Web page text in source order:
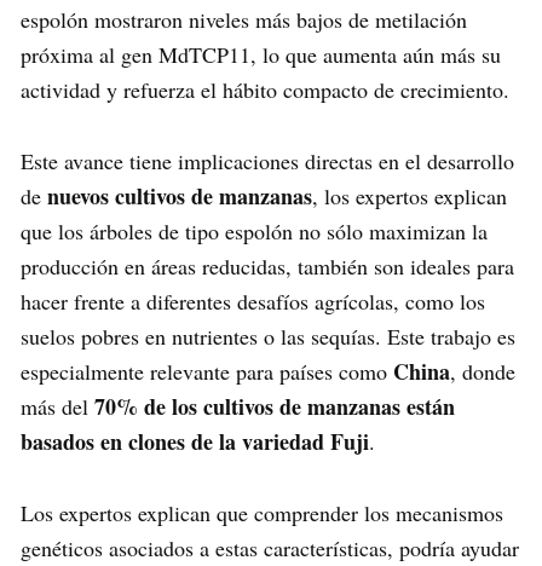
espolón mostraron niveles más bajos de metilación
próxima al gen MdTCP11, lo que aumenta aún más su
actividad y refuerza el hábito compacto de crecimiento.
Este avance tiene implicaciones directas en el desarrollo
de nuevos cultivos de manzanas, los expertos explican
que los árboles de tipo espolón no sólo maximizan la
producción en áreas reducidas, también son ideales para
hacer frente a diferentes desafíos agrícolas, como los
suelos pobres en nutrientes o las sequías. Este trabajo es
especialmente relevante para países como China, donde
más del 70% de los cultivos de manzanas están
basados en clones de la variedad Fuji.
Los expertos explican que comprender los mecanismos
genéticos asociados a estas características, podría ayudar